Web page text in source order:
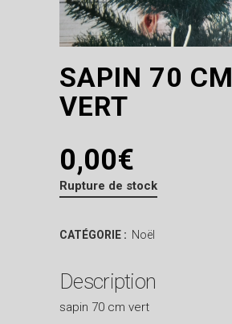
SAPIN 70 CM
VERT
0,00€
Rupture de stock
CATÉGORIE : Noël
Description
sapin 70 cm vert